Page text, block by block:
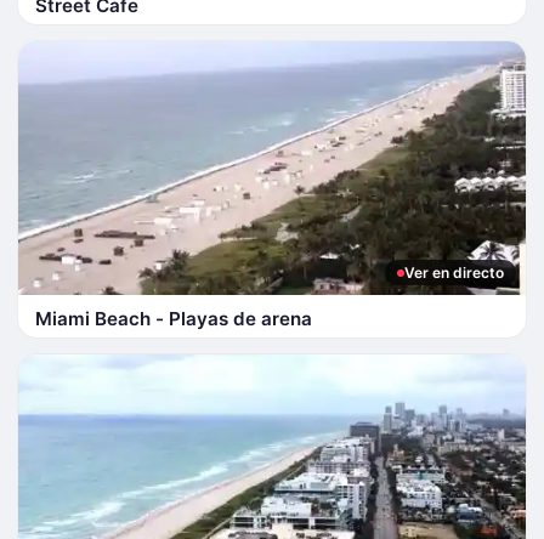
Street Cafe
Ver en directo
Miami Beach - Playas de arena